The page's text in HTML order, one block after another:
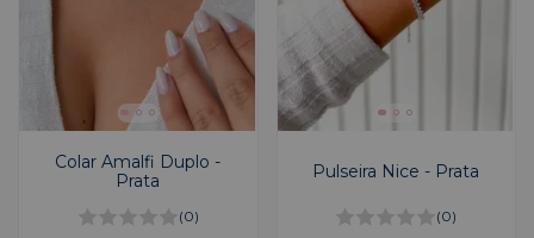
Colar Amalfi Duplo -
Prata
(0)
Pulseira Nice - Prata
(0)